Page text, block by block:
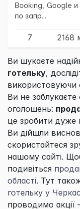
Booking, Google
по запр...
7 2168
Ви шукаєте
готельку,
використовуючи
Ви не заблукаєте
оголошень:
це зробити дуже
Ви дійшли
скористайтеся
нашому сайті.
подивіться
області. Тут
готельку у
проводимо